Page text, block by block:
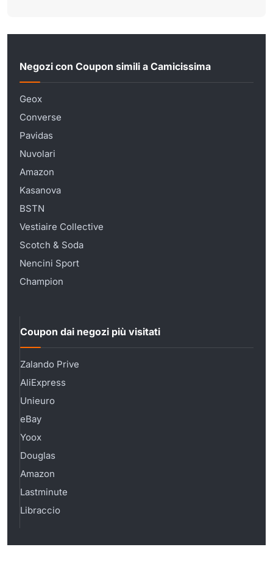
Negozi con Coupon simili a Camicissima
Geox
Converse
Pavidas
Nuvolari
Amazon
Kasanova
BSTN
Vestiaire Collective
Scotch & Soda
Nencini Sport
Champion
Coupon dai negozi più visitati
Zalando Prive
AliExpress
Unieuro
eBay
Yoox
Douglas
Amazon
Lastminute
Libraccio